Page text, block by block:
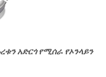
አድርጎ የሚሰራ የኦንላይን